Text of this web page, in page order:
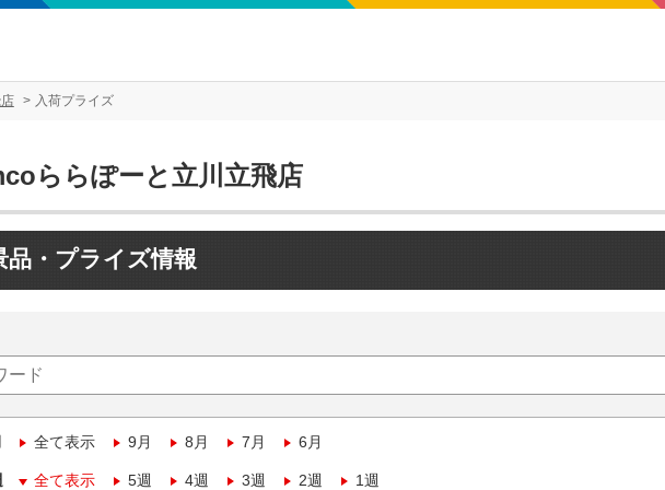
入荷プライズ
ららぽーと立川立飛店
品・プライズ情報
全て表示 9月 8月 7月 6月
全て表示 5週 4週 3週 2週 1週